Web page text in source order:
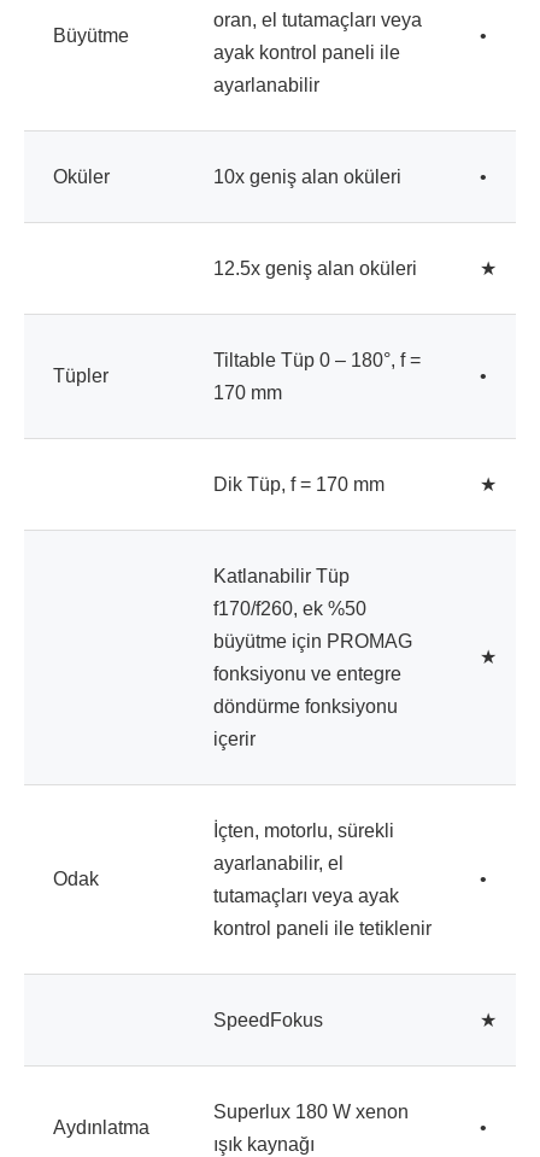
Büyütme
oran, el tutamaçları veya
ayak kontrol paneli ile
ayarlanabilir
•
Oküler 10x geniş alan oküleri •
12.5x geniş alan oküleri ★
Tüpler
Tiltable Tüp 0 – 180°, f =
170 mm
•
Dik Tüp, f = 170 mm ★
Katlanabilir Tüp
f170/f260, ek %50
büyütme için PROMAG
fonksiyonu ve entegre
döndürme fonksiyonu
içerir
★
Odak
İçten, motorlu, sürekli
ayarlanabilir, el
tutamaçları veya ayak
kontrol paneli ile tetiklenir
•
SpeedFokus ★
Aydınlatma
Superlux 180 W xenon
ışık kaynağı
•